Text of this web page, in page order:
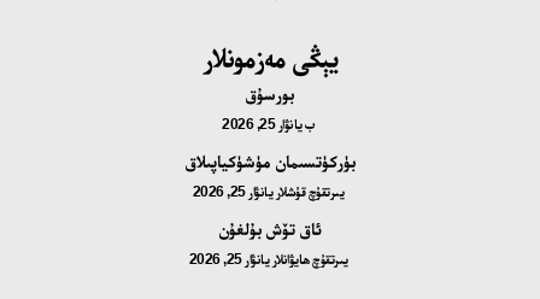
يېڭى مەزمونلار
بورسۇق
بيانۋار 25, 2026
بۈركۈتسىمان مۈشۈكياپىلاق
يىرتقۇچ قۇشلار يانۋار 25, 2026
ئاق تۆش بۇلغۇن
يىرتقۇچ ھايۋانلار يانۋار 25, 2026